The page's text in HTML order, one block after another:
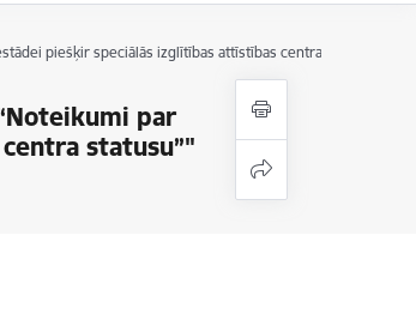
piešķir speciālās izglītības attīstības centra statusu”"
par
statusu”"